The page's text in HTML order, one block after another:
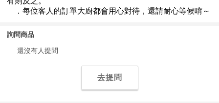
詢問商品
還沒有人提問
去提問